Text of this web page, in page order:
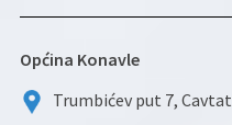
Općina Konavle
Trumbićev put 7, Cavtat